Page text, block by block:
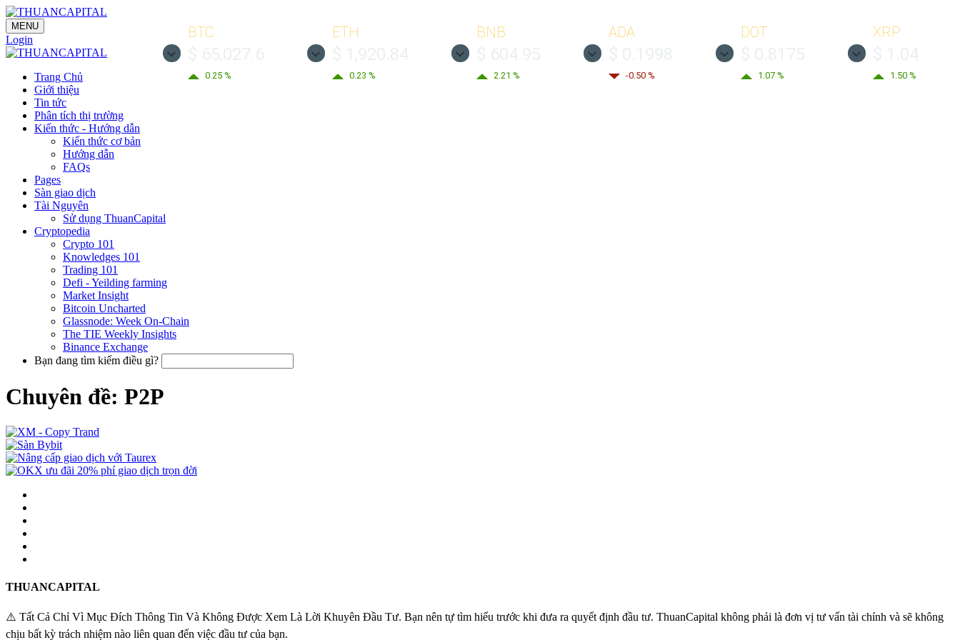
BTC
0.25 %
ETH
0.23 %
BNB
2.21 %
ADA
-0.50 %
DOT
1.07 %
XRP
1.50 %
MENU
Login
Trang Chủ
Giới thiệu
Tin tức
Phân tích thị trường
Kiến thức - Hướng dẫn
Kiến thức cơ bản
Hướng dẫn
FAQs
Pages
Sàn giao dịch
Tài Nguyên
Sử dụng ThuanCapital
Cryptopedia
Crypto 101
Knowledges 101
Trading 101
Defi - Yeilding farming
Market Insight
Bitcoin Uncharted
Glassnode: Week On-Chain
The TIE Weekly Insights
Binance Exchange
Bạn đang tìm kiếm điều gì?
Chuyên đề: P2P
THUANCAPITAL
⚠️ Tất Cả Chỉ Vì Mục Đích Thông Tin Và Không Được Xem Là Lời Khuyên Đầu Tư. Bạn nên tự tìm hiểu trước khi đưa ra quyết định đầu tư. ThuanCapital không phải là đơn vị tư vấn tài chính và sẽ không
chịu bất kỳ trách nhiệm nào liên quan đến việc đầu tư của bạn.